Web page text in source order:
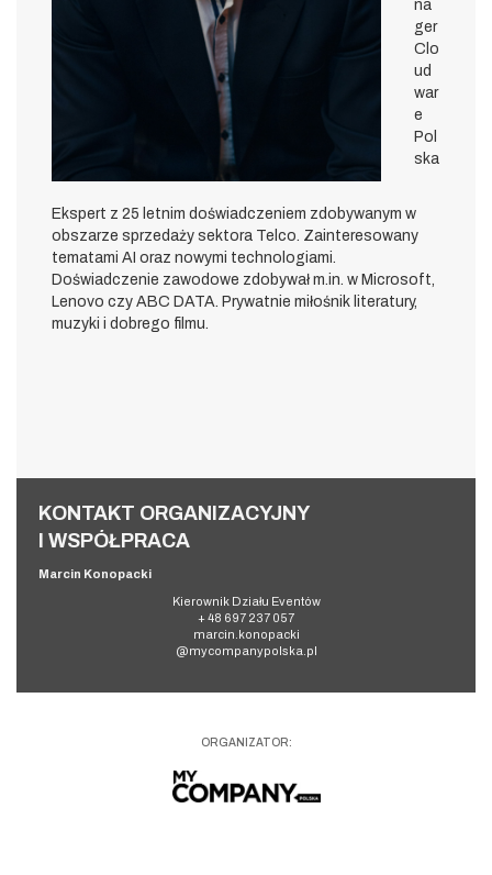
na
ger
Clo
ud
war
e
Pol
ska
Ekspert z 25 letnim doświadczeniem zdobywanym w
obszarze sprzedaży sektora Telco. Zainteresowany
tematami AI oraz nowymi technologiami.
Doświadczenie zawodowe zdobywał m.in. w Microsoft,
Lenovo czy ABC DATA. Prywatnie miłośnik literatury,
muzyki i dobrego filmu.
KONTAKT ORGANIZACYJNY
I WSPÓŁPRACA
Marcin Konopacki
Kierownik Działu Eventów
+ 48 697 237 057
marcin.konopacki
@mycompanypolska.pl
ORGANIZATOR: